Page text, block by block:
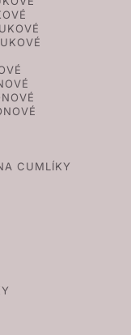
CUMLÍKY